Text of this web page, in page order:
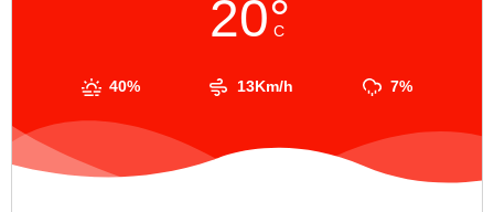
20°
C
40% 13Km/h 7%